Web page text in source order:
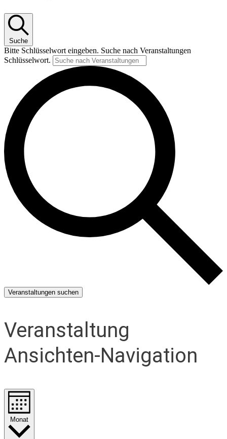
Suche
Bitte Schlüsselwort eingeben. Suche nach Veranstaltungen
Schlüsselwort.
Veranstaltungen suchen
Veranstaltung
Ansichten-Navigation
Monat